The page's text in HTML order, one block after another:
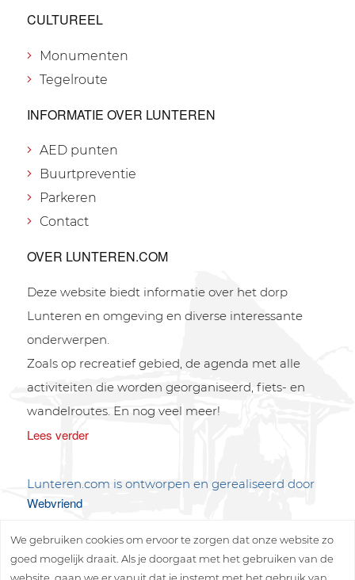
CULTUREEL
Monumenten
Tegelroute
INFORMATIE OVER LUNTEREN
AED punten
Buurtpreventie
Parkeren
Contact
OVER LUNTEREN.COM
Deze website biedt informatie over het dorp
Lunteren en omgeving en diverse interessante
onderwerpen.
Zoals op recreatief gebied, de agenda met alle
activiteiten die worden georganiseerd, fiets- en
wandelroutes. En nog veel meer!
Lees verder
Lunteren.com is ontworpen en gerealiseerd door
Webvriend
We gebruiken cookies om ervoor te zorgen dat onze website zo
goed mogelijk draait. Als je doorgaat met het gebruiken van de